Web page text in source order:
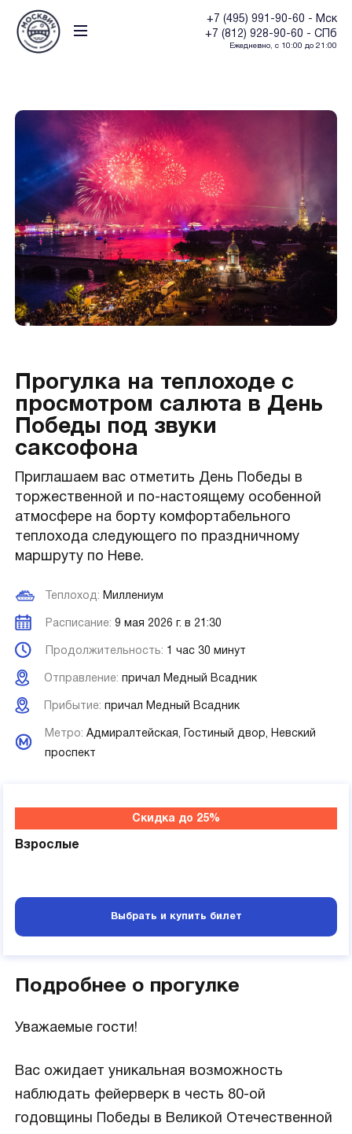
+7 (495) 991-90-60 - Мск
+7 (812) 928-90-60 - СПб
Ежедневно, с 10:00 до 21:00
Прогулка на теплоходе с
просмотром салюта в День
Победы под звуки
саксофона
Приглашаем вас отметить День Победы в
торжественной и по-настоящему особенной
атмосфере на борту комфортабельного
теплохода следующего по праздничному
маршруту по Неве.
Теплоход: Миллениум
Расписание: 9 мая 2026 г. в 21:30
Продолжительность: 1 час 30 минут
Отправление: причал Медный Всадник
Прибытие: причал Медный Всадник
Метро: Адмиралтейская, Гостиный двор, Невский
проспект
Скидка до 25%
Взрослые
Выбрать и купить билет
Подробнее о прогулке
Уважаемые гости!
Вас ожидает уникальная возможность
наблюдать фейерверк в честь 80-ой
годовщины Победы в Великой Отечественной